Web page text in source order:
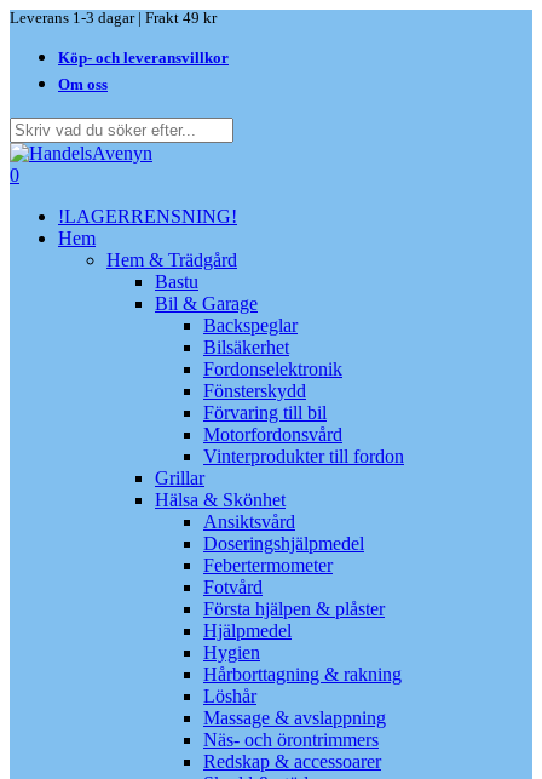
Skip
main
content
Leverans 1-3 dagar | Frakt 49 kr
Köp- och leveransvillkor
Om oss
Close
Search
search
0
!LAGERRENSNING!
Hem
Hem & Trädgård
Bastu
Bil & Garage
Backspeglar
Bilsäkerhet
Fordonselektronik
Fönsterskydd
Förvaring till bil
Motorfordonsvård
Vinterprodukter till fordon
Grillar
Hälsa & Skönhet
Ansiktsvård
Doseringshjälpmedel
Febertermometer
Fotvård
Första hjälpen & plåster
Hjälpmedel
Hygien
Hårborttagning & rakning
Löshår
Massage & avslappning
Näs- och örontrimmers
Redskap & accessoarer